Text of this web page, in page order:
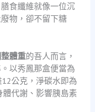
食纖維就像一位沉
物，卻不留下糖
體重的吾人而言，
以秀鳳那盒便當為
公克，淨碳水即為
代謝、影響胰島素